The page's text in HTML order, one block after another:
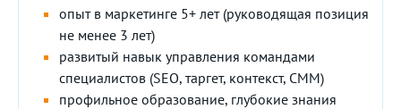
опыт в маркетинге 5+ лет (руководящая позиция
не менее 3 лет)
развитый навык управления командами
специалистов (SEO, таргет, контекст, СММ)
профильное образование, глубокие знания